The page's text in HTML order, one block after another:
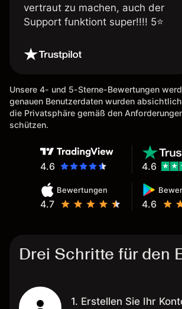
vertraut zu machen, auch der
Support funktiont super!!!! 5⭐️
Unsere 4- und 5-Sterne-Bewertungen
genauen Benutzerdaten wurden
die Privatsphäre gemäß den
schützen.
4.6
Bewertungen
4.7 4.6
4.6
Drei Schritte für den
1. Erstellen Sie Ihr